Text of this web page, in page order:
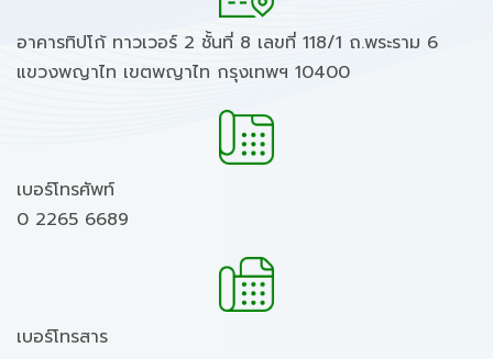
อาคารทิปโก้ ทาวเวอร์ 2 ชั้นที่ 8 เลขที่ 118/1 ถ.พระราม 6
แขวงพญาไท เขตพญาไท กรุงเทพฯ 10400
เบอร์โทรศัพท์
0 2265 6689
เบอร์โทรสาร